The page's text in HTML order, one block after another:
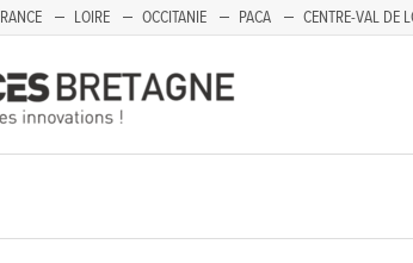
LOIRE OCCITANIE PACA CENTRE-VAL DE